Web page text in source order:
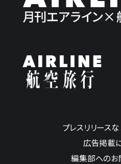
プレスリリース
広告掲載
編集部への